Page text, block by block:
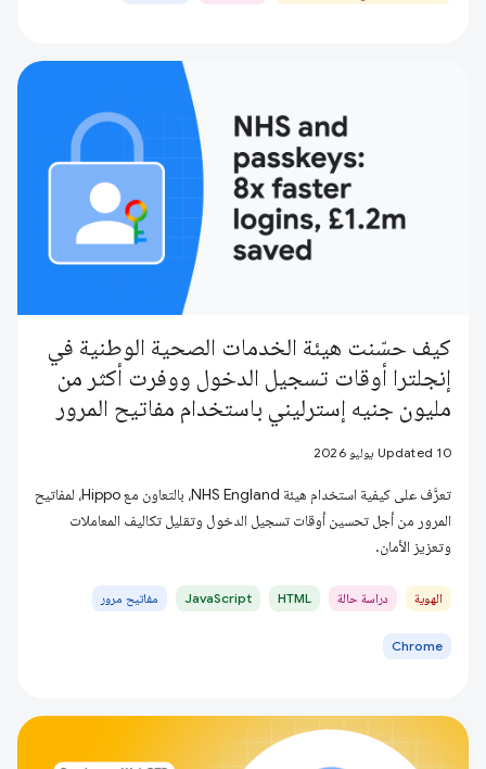
كيف حسّنت هيئة الخدمات الصحية الوطنية في
إنجلترا أوقات تسجيل الدخول ووفرت أكثر من
مليون جنيه إسترليني باستخدام مفاتيح المرور
Updated 10 يوليو 2026
تعرَّف على كيفية استخدام هيئة NHS England، بالتعاون مع Hippo، لمفاتيح
المرور من أجل تحسين أوقات تسجيل الدخول وتقليل تكاليف المعاملات
وتعزيز الأمان.
الهوية دراسة حالة HTML
JavaScript مفاتيح مرور
Chrome